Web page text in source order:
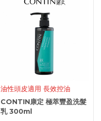
油性頭皮適用 長效控油
CONTIN康定 極萃豐盈洗髮
乳 300ml